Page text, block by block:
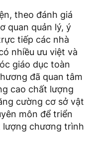
theo đánh giá
quan quản lý, ý
tiếp các nhà
nhiều ưu việt và
giáo dục toàn
đã quan tâm
cao chất lượng
cường cơ sở vật
môn để triển
chương trình